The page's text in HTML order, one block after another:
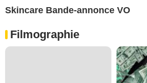
Skincare Bande-annonce VO
Filmographie